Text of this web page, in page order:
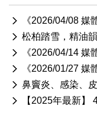
《2026/04/08 媒
松柏踏雪，精油
《2026/04/14 媒
《2026/01/27 媒
鼻竇炎、感染、
【2025年最新】